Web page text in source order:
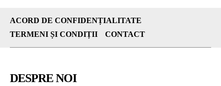
ACORD DE CONFIDENȚIALITATE
TERMENI ȘI CONDIȚII
CONTACT
DESPRE NOI